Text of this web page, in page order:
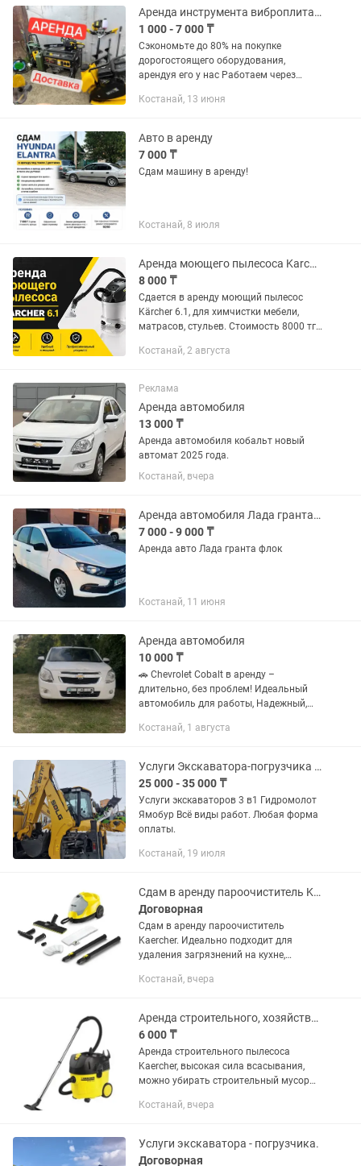
Аренда инструмента виброплита мотобур бензокоса краскопульт
1 000 - 7 000 ₸
Сэкономьте до 80% на покупке
дорогостоящего оборудования,
арендуя его у нас Работаем через
Официальное оформление с
заводится с...
Костанай, 13 июня
Авто в аренду
7 000 ₸
Сдам машину в аренду!
Костанай, 8 июля
Аренда моющего пылесоса Karcher
8 000 ₸
Сдается в аренду моющий пылесос
Kärcher 6.1, для химчистки мебели,
матрасов, стульев. Стоимость 8000 тг/
также есть фен для сушки мебели
Костанай, 2 августа
Реклама
Аренда автомобиля
13 000 ₸
Аренда автомобиля кобальт новый
автомат 2025 года.
Костанай, вчера
Аренда автомобиля Лада гранта флок
7 000 - 9 000 ₸
Аренда авто Лада гранта флок
Костанай, 11 июня
Аренда автомобиля
10 000 ₸
🚗 Chevrolet Cobalt в аренду –
длительно, без проблем! Идеальный
автомобиль для работы, Надежный,
эксплуатации. Преимущества: ✅
✅...
Костанай, 1 августа
Услуги Экскаватора-погрузчика 3в1
25 000 - 35 000 ₸
Услуги экскаваторов 3 в1 Гидромолот
Ямобур Всё виды работ. Любая форма
оплаты.
Костанай, 19 июля
Сдам в аренду пароочиститель Kaercher
Договорная
Сдам в аренду пароочиститель
Kaercher. Идеально подходит для
удаления загрязнений на кухне,
ванной комнате для удаления
кафеля и...
Костанай, вчера
Аренда строительного, хозяйственного пылесаса
6 000 ₸
Аренда строительного пылесоса
Kaercher, высокая сила всасывания,
можно убирать строительный мусор
опилки, камушки и т.д УСТАНОВЛЕНА
по...
Костанай, вчера
Услуги экскаватора - погрузчика.
Договорная